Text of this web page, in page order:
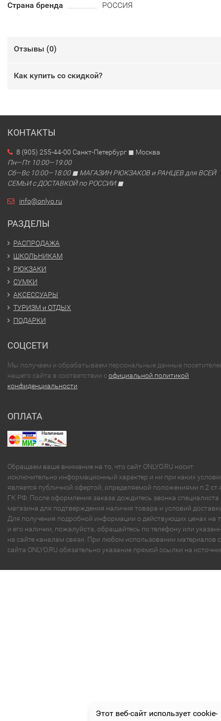
Этот веб-сайт использует cookie-
Страна бренда
РОССИЯ
Отзывы (0)
Как купить со скидкой?
КОНТАКТЫ
8 (905) 255-44-00 Санкт-Петербург ◼ Москва
Пн—Пт 10:00—19:00
Сб—Вс 10:00—18:00 ◼ МАГАЗИН РЮКЗАКОВ и РАНЦЕВ для ВСЕЙ
СЕМЬИ с ДОСТАВКОЙ по РОССИИ ◼
info@onlyo.ru
РАЗДЕЛЫ
РАСПРОДАЖА
ШКОЛЬНИКАМ
РЮКЗАКИ
СУМКИ
АКСЕССУАРЫ
ТУРИЗМ и ОТДЫХ
ПОДАРКИ
СОЦСЕТИ
Мы получаем и обрабатываем персональные данные
нашего сайта в соответствии софициальной политикой
конфиденциальности
ОПЛАТА
Обращаем ваше внимание на то, что сайт ONLYO.RU носит
исключительно информационный характер и ни при каких
является публичной офертой, определяемой положениями п.2
ГК РФ. После оформления заказа дождитесь звонка специалиста
магазина для подтверждения наличия товара и условий
Для получения подробной информации о действующих ценах на
и его наличии, пожалуйста, обращайтесь по телефону или
на сайте каналам связи. При любом использовании материалов с
сайта ONLYO.RU обязательно указание прямой ссылки на